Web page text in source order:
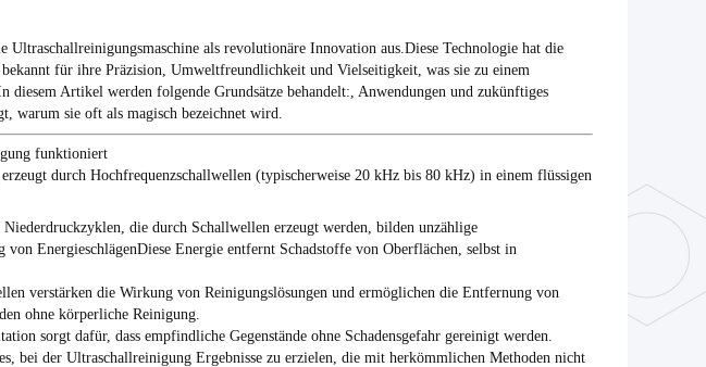
als revolutionäre Innovation aus.Diese Technologie hat die
für ihre Präzision, Umweltfreundlichkeit und Vielseitigkeit, was sie zu einem
diesem Artikel werden folgende Grundsätze behandelt:, Anwendungen und zukünftiges
warum sie oft als magisch bezeichnet wird.
funktioniert
durch Hochfrequenzschallwellen (typischerweise 20 kHz bis 80 kHz) in einem flüssigen
die durch Schallwellen erzeugt werden, bilden unzählige
EnergieschlägenDiese Energie entfernt Schadstoffe von Oberflächen, selbst in
verstärken die Wirkung von Reinigungslösungen und ermöglichen die Entfernung von
ohne körperliche Reinigung.
sorgt dafür, dass empfindliche Gegenstände ohne Schadensgefahr gereinigt werden.
bei der Ultraschallreinigung Ergebnisse zu erzielen, die mit herkömmlichen Methoden nicht